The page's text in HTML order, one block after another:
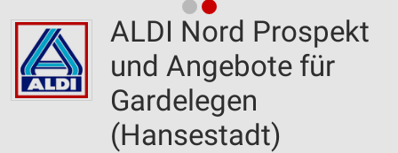
ALDI Nord Prospekt
und Angebote für
Gardelegen
(Hansestadt)